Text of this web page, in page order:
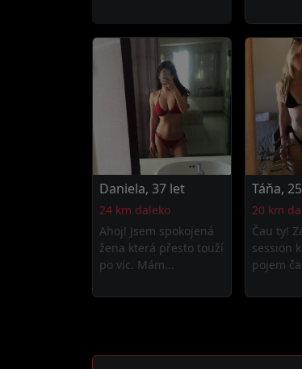
Daniela, 37 let
24 km daleko
Ahoj! Jsem spokojená
žena která přesto touží
po víc. Mám...
Táňa,
20 km
Čau ty!
session
pojem